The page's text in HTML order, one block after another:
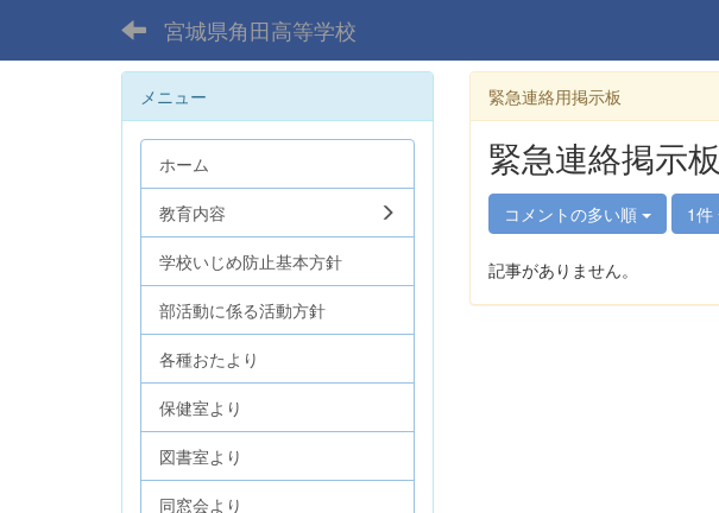
宮城県角田高等学校
緊急連絡用掲示板
緊急連絡掲示板
コメントの多い順 1件
記事がありません。
メニュー
ホーム
教育内容
学校いじめ防止基本方針
部活動に係る活動方針
各種おたより
保健室より
図書室より
同窓会より